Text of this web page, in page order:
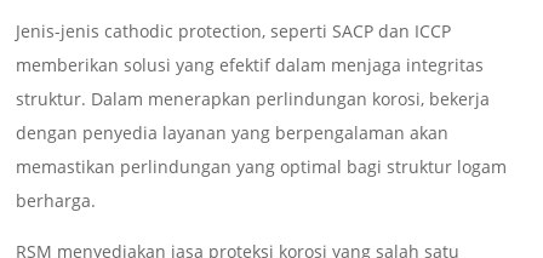
Jenis-jenis cathodic protection, seperti SACP dan ICCP
memberikan solusi yang efektif dalam menjaga integritas
struktur. Dalam menerapkan perlindungan korosi, bekerja
dengan penyedia layanan yang berpengalaman akan
memastikan perlindungan yang optimal bagi struktur logam
berharga.
RSM menyediakan jasa proteksi korosi yang salah satu